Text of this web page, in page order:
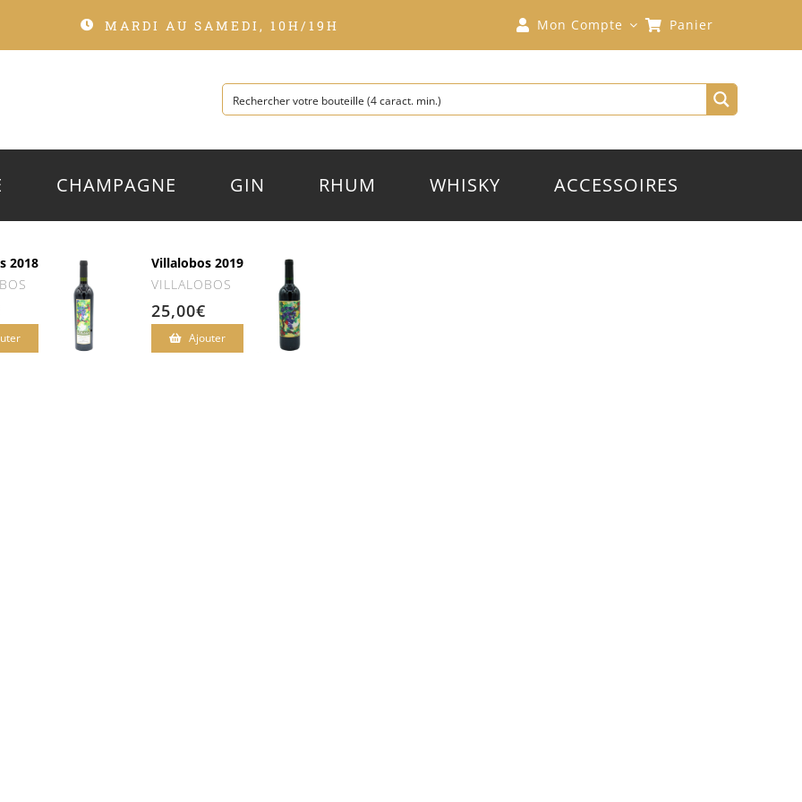
MARDI AU SAMEDI, 10H/19H Mon Compte Panier
CHAMPAGNE GIN RHUM WHISKY ACCESSOIRES
2018
Villalobos 2019
VILLALOBOS
25,00€
Ajouter